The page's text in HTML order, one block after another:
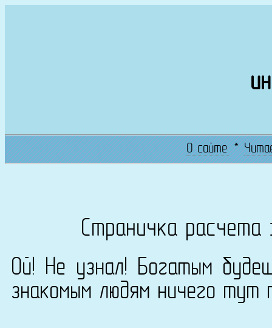
О сайте*
Страничка
Ой! Не узнал! Богатым
знакомым людям ничего тут